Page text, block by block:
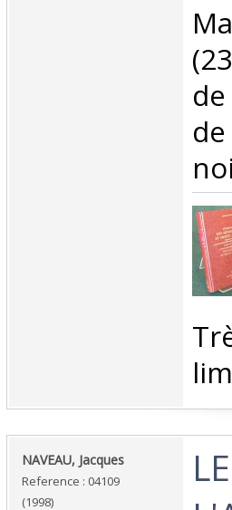
‎NAVEAU, Jacques‎
Reference : 04109
(1998)